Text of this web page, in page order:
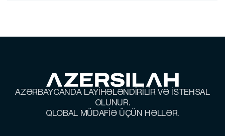
AZƏRBAYCANDA LAYİHƏLƏNDİRİLİR VƏ İSTEHSAL
OLUNUR.
QLOBAL MÜDAFİƏ ÜÇÜN HƏLLƏR.